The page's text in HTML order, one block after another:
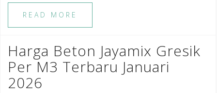
READ MORE
Harga Beton Jayamix Gresik
Per M3 Terbaru Januari
2026